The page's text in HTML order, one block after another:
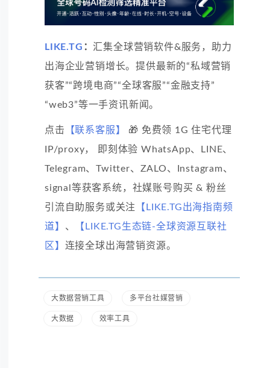
LIKE.TG ： 汇集全球营销软件&服务，助力
出海企业营销增长。提供最新的“私域营销
获客”“跨境电商”“全球客服”“金融支持”
“web3”等一手资讯新闻。
点击 【联系客服】
🎁 免费领 1G 住宅代理
IP/proxy， 即刻体验 WhatsApp、LINE、
Telegram、Twitter、ZALO、Instagram、
signal等获客系统，社媒账号购买 & 粉丝
引流自助服务或关注
【LIKE.TG出海指南频
道】 、
【LIKE.TG生态链-全球资源互联社
区】 连接全球出海营销资源。
大数据营销工具 多平台社媒营销
大数据 效率工具